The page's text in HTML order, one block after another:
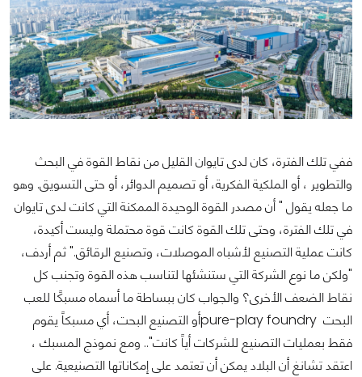
ففي تلك الفترة، كان لدى تايوان القليل من نقاط القوة في البحث
والتطوير ، أو الملكية الفكرية، أو تصميم الدوائر، أو حتى التسويق. وهو
ما جعله يقول " أن مصدر القوة الوحيدة الممكنة التي كانت لدى تايوان
في تلك الفترة، وحتى تلك القوة كانت قوة محتملة وليست أكيدة،
كانت عملية التصنيع لأشباه الموصلات، وتصنيع الرقائق." ثم أردف،
"ولكن ما نوع الشركة التي ستنشئها لتناسب هذه القوة وتجنب كل
نقاط الضعف الأخرى؟ والجواب كان ببساطة ما أسماه مسبكًا للعب
البحت pure-play foundryأو التصنيع البحت، أي مسبكاً يقوم
فقط بعمليات التصنيع للشركات أياً كانت".. ومع نموذج المسبك ،
اعتقد تشانغ أن البلاد يمكن أن تعتمد على إمكاناتها التصنيعية. على